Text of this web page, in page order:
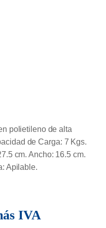
polietileno de alta
de Carga: 7 Kgs.
cm. Ancho: 16.5 cm.
Apilable.
IVA